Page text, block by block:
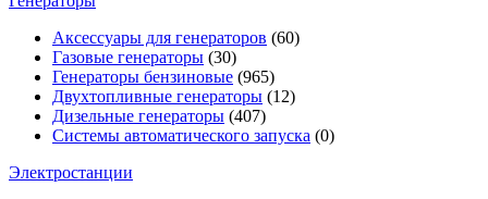
Аксессуары для генераторов (60)
Газовые генераторы (30)
Генераторы бензиновые (965)
Двухтопливные генераторы (12)
Дизельные генераторы (407)
Системы автоматического запуска (0)
Электростанции